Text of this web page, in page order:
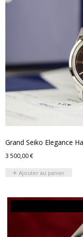
Grand Seiko Elegance
3 500,00€
Ajouter au panier